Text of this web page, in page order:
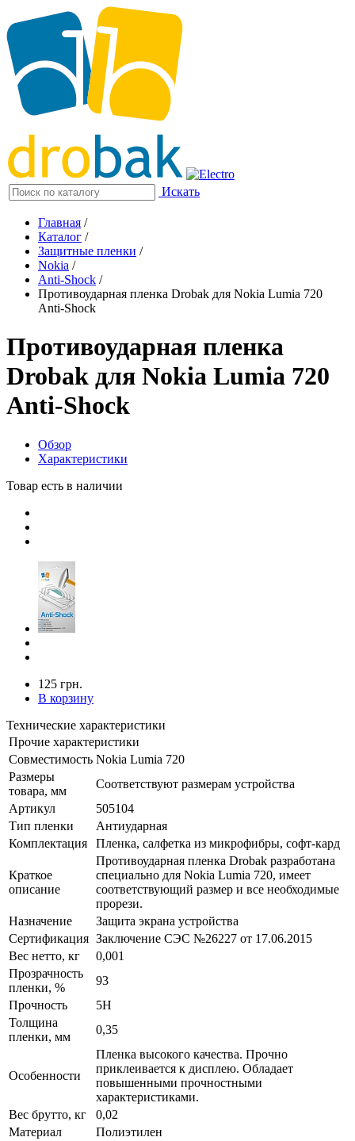
Искать
Главная /
Каталог /
Защитные пленки /
Nokia /
Anti-Shock /
Противоударная пленка Drobak для Nokia Lumia 720
Anti-Shock
Противоударная пленка
Drobak для Nokia Lumia 720
Anti-Shock
Обзор
Характеристики
Товар есть в наличии
125 грн.
В корзину
Технические характеристики
Прочие характеристики
Совместимость Nokia Lumia 720
Размеры
товара, мм
Соответствуют размерам устройства
Артикул
505104
Тип пленки
Антиударная
Комплектация
Пленка, салфетка из микрофибры, софт-кард
Краткое
описание
Противоударная пленка Drobak разработана
специально для Nokia Lumia 720, имеет
соответствующий размер и все необходимые
прорези.
Назначение
Защита экрана устройства
Сертификация Заключение СЭС №26227 от 17.06.2015
Вес нетто, кг
0,001
Прозрачность
пленки, %
93
Прочность
5H
Толщина
пленки, мм
0,35
Особенности
Пленка высокого качества. Прочно
приклеивается к дисплею. Обладает
повышенными прочностными
характеристиками.
Вес брутто, кг
0,02
Материал
Полиэтилен